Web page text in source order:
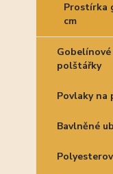
Prostírka
cm
polštářky
Povlaky na
Bavlněné